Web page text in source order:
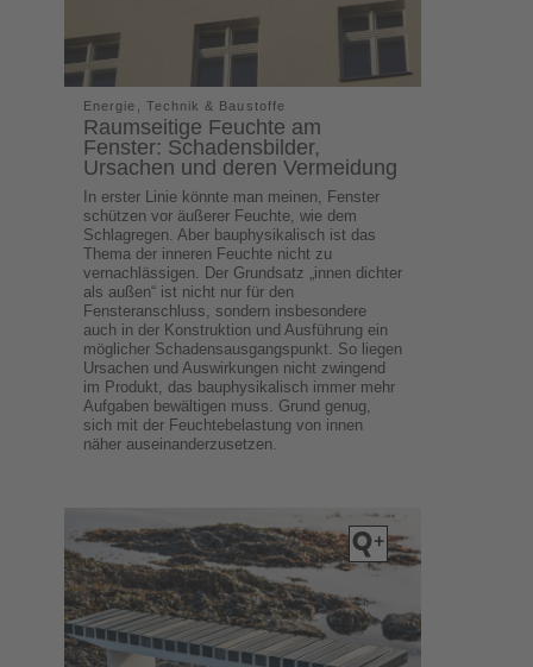
Energie, Technik & Baustoffe
Raumseitige Feuchte am
Fenster: Schadensbilder,
Ursachen und deren Vermeidung
In erster Linie könnte man meinen, Fenster
schützen vor äußerer Feuchte, wie dem
Schlagregen. Aber bauphysikalisch ist das
Thema der inneren Feuchte nicht zu
vernachlässigen. Der Grundsatz „innen dichter
als außen“ ist nicht nur für den
Fensteranschluss, sondern insbesondere
auch in der Konstruktion und Ausführung ein
möglicher Schadensausgangspunkt. So liegen
Ursachen und Auswirkungen nicht zwingend
im Produkt, das bauphysikalisch immer mehr
Aufgaben bewältigen muss. Grund genug,
sich mit der Feuchtebelastung von innen
näher auseinanderzusetzen.